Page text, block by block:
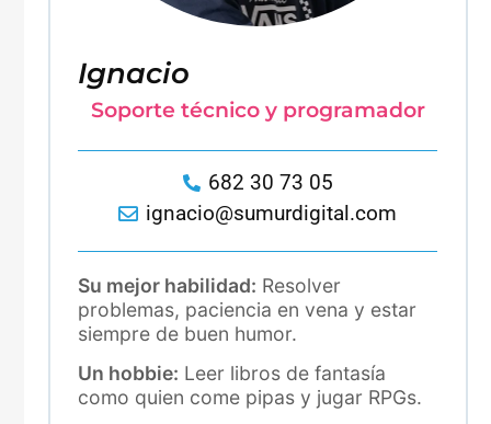
Ignacio
Soporte técnico y programador
682 30 73 05
ignacio@sumurdigital.com
Su mejor habilidad: Resolver
problemas, paciencia en vena y estar
siempre de buen humor.
Un hobbie: Leer libros de fantasía
como quien come pipas y jugar RPGs.